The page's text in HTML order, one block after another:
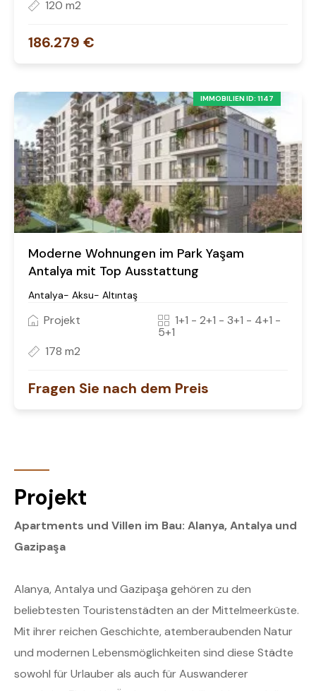
120 m2
186.279 €
IMMOBILIEN ID: 1147
Moderne Wohnungen im Park Yaşam
Antalya mit Top Ausstattung
Antalya- Aksu- Altıntaş
Projekt
1+1 - 2+1 - 3+1 - 4+1 -
5+1
178 m2
Fragen Sie nach dem Preis
Projekt
Apartments und Villen im Bau: Alanya, Antalya und
Gazipaşa
Alanya, Antalya und Gazipaşa gehören zu den
beliebtesten Touristenstädten an der Mittelmeerküste.
Mit ihrer reichen Geschichte, atemberaubenden Natur
und modernen Lebensmöglichkeiten sind diese Städte
sowohl für Urlauber als auch für Auswanderer